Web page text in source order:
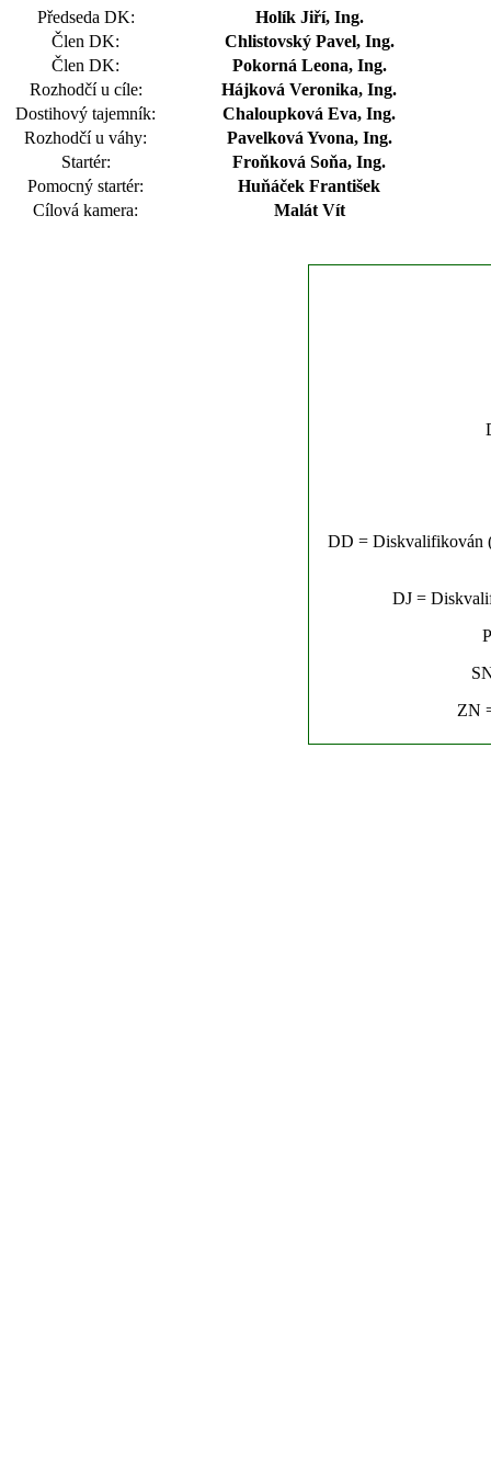
Předseda DK:
Holík Jiří, Ing.
Člen DK:
Chlistovský Pavel, Ing.
Člen DK:
Pokorná Leona, Ing.
Rozhodčí u cíle:
Hájková Veronika, Ing.
Dostihový tajemník:
Chaloupková Eva, Ing.
Rozhodčí u váhy:
Pavelková Yvona, Ing.
Startér:
Froňková Soňa, Ing.
Pomocný startér:
Huňáček František
Cílová kamera:
Malát Vít
DD = Diskvalifikován
DJ =
ZN